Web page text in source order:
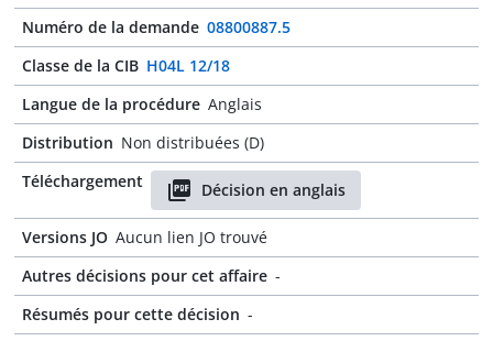
Numéro de la demande 08800887.5
Classe de la CIB H04L 12/18
Langue de la procédure Anglais
Distribution Non distribuées (D)
Téléchargement
Décision en anglais
Versions JO Aucun lien JO trouvé
Autres décisions pour cet affaire -
Résumés pour cette décision -